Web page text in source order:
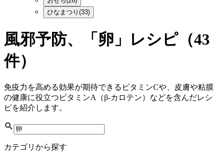
ひなまつり(33)
風邪予防、「卵」レシピ（43
件）
免疫力を高める効果が期待できるビタミンCや、皮膚や粘膜
の健康に役立つビタミンA（β-カロテン）などを含んだレシ
ピを紹介します。
カテゴリから探す